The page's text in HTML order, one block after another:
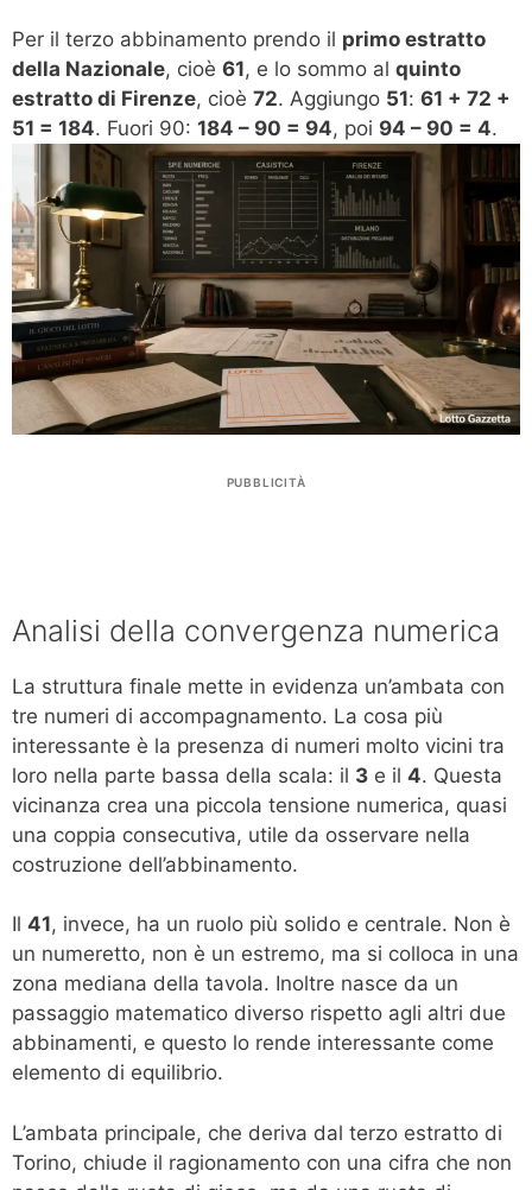
Per il terzo abbinamento prendo il primo estratto
della Nazionale, cioè 61, e lo sommo al quinto
estratto di Firenze, cioè 72. Aggiungo 51: 61 + 72 +
51 = 184. Fuori 90: 184 – 90 = 94, poi 94 – 90 = 4.
PUBBLICITÀ
Analisi della convergenza numerica
La struttura finale mette in evidenza un’ambata con
tre numeri di accompagnamento. La cosa più
interessante è la presenza di numeri molto vicini tra
loro nella parte bassa della scala: il 3 e il 4. Questa
vicinanza crea una piccola tensione numerica, quasi
una coppia consecutiva, utile da osservare nella
costruzione dell’abbinamento.
Il 41, invece, ha un ruolo più solido e centrale. Non è
un numeretto, non è un estremo, ma si colloca in una
zona mediana della tavola. Inoltre nasce da un
passaggio matematico diverso rispetto agli altri due
abbinamenti, e questo lo rende interessante come
elemento di equilibrio.
L’ambata principale, che deriva dal terzo estratto di
Torino, chiude il ragionamento con una cifra che non